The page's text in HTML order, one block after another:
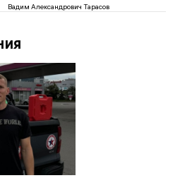
Вадим Александрович Тарасов